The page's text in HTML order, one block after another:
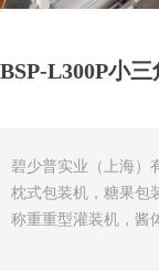
BSP-L300P小
碧少普实业（上海）
枕式包装机，糖果包
称重重型灌装机，酱